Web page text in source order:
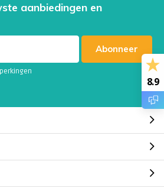
aanbiedingen en
Abonneer
8.9